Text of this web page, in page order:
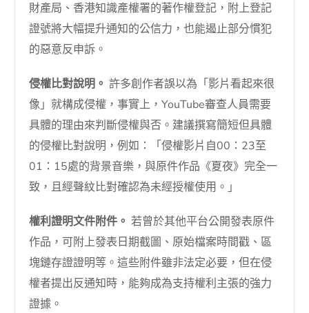
財產局、香港知識產權署的著作權登記，附上登記
證號將大幅提升通知的公信力，也能遏止部分慣犯
的惡意反申訴。
侵權比對說明。 許多創作者誤以為「影片看起來很
像」就構成侵權，事實上，YouTube審查人員需要
具體的理由來判斷侵權與否。建議撰寫簡短但具體
的侵權比對說明，例如：「侵權影片自00：23至
01：15處的背景音樂，與原件作品《夏夜》完全一
致，且經聲紋比對確認為未經授權使用。」
權利證明文件附件。 若曾於其他平台公開發表原件
作品，可附上發表日期截圖、原始檔案時間戳、區
塊鏈存證證明等。這些附件雖非法定必要，但在侵
權者提出反通知時，能夠成為支持權利主張的強力
證據。